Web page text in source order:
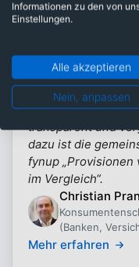
Als
mich dafür ein,
transparent und
dazu ist die
fynup
im Vergleich“.
Christian
(Banken,
Mehr erfahren
Informationen zu den von
Einstellungen.
Alle akzeptieren
Nein, anpassen